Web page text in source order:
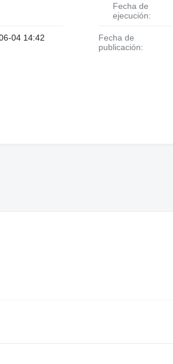
Fecha de
ejecución:
04 14:42
Fecha de
publicación: